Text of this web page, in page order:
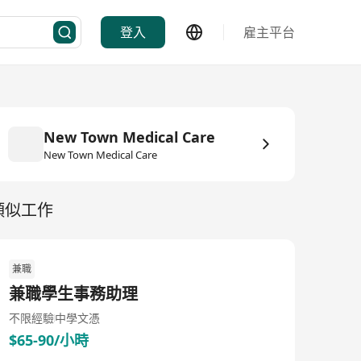
登入 雇主平台
New Town Medical Care
New Town Medical Care
似工作
兼職
兼職學生事務助理
不限經驗中學文憑
$65-90/小時